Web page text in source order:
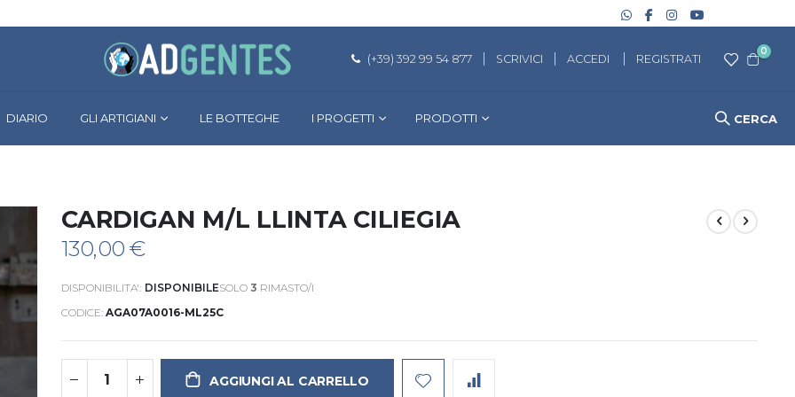
(+39) 392 99 54 877 SCRIVICI ACCEDI REGISTRATI
Cart
0
DIARIO GLI ARTIGIANI LE BOTTEGHE I PROGETTI PRODOTTI CERCA
CARDIGAN M/L LLINTA CILIEGIA
130,00 €
DISPONIBILITA': DISPONIBILESOLO 3 RIMASTO/I
CODICE AGA07A0016-ML25C
AGGIUNGI AL CARRELLO